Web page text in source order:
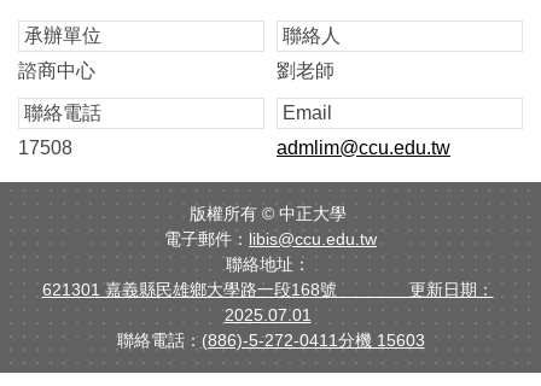
承辦單位
諮商中心
聯絡人
劉老師
聯絡電話
17508
Email
admlim@ccu.edu.tw
版權所有 © 中正大學
電子郵件： libis@ccu.edu.tw
聯絡地址：
621301 嘉義縣民雄鄉大學路一段168號 更新日期：
2025.07.01
聯絡電話： (886)-5-272-0411分機 15603